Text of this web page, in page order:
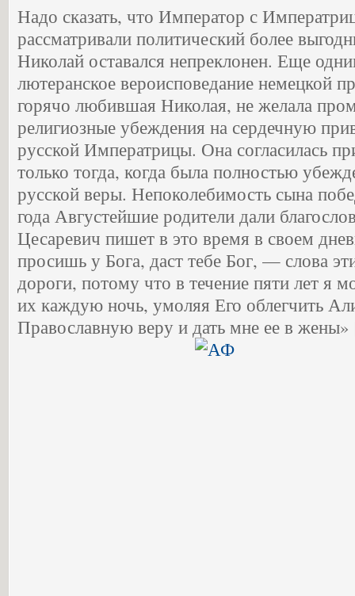
Надо сказать, что Император с
рассматривали политический более
Николай оставался непреклонен. Еще
лютеранское вероисповедание немецкой
горячо любившая Николая, не желала
религиозные убеждения на сердечную
русской Императрицы. Она согласилась
только тогда, когда была полностью
русской веры. Непоколебимость сына
года Августейшие родители дали
Цесаревич пишет в это время в своем
просишь у Бога, даст тебе Бог, — слова
дороги, потому что в течение пяти лет я
их каждую ночь, умоляя Его облегчить
Православную веру и дать мне ее в